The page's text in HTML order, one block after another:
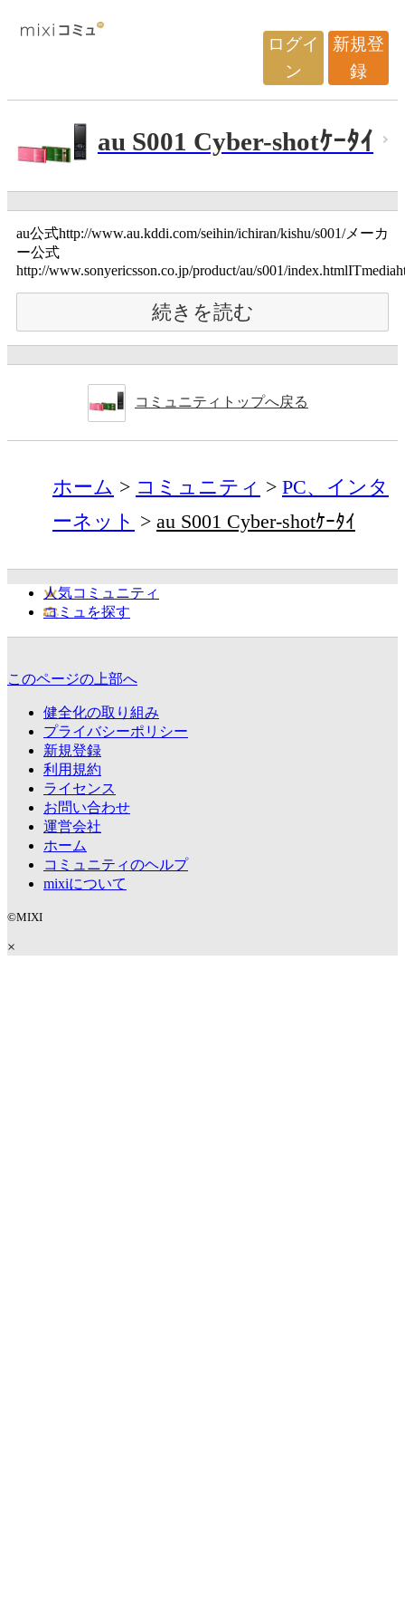
ログイ
ン
新規登
録
au S001 Cyber-shotｹｰﾀｲ
au公式http://www.au.kddi.com/seihin/ichiran/kishu/s001/メーカ
ー公式
http://www.sonyericsson.co.jp/product/au/s001/
続きを読む
コミュニティトップへ戻る
ホーム コミュニティ
PC、インタ
ーネット
au S001 Cyber-shotｹｰﾀｲ
人気コミュニティ
コミュを探す
このページの上部へ
健全化の取り組み
プライバシーポリシー
新規登録
利用規約
ライセンス
お問い合わせ
運営会社
ホーム
コミュニティのヘルプ
mixiについて
©MIXI
×